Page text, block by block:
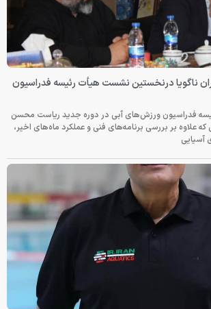
ناگویا درنخستین نشست هیأت رئیسه فدراسیون
فدراسیون ورزش‌های آبی در دوره جدید ریاست محسن
علاوه بر بررسی برنامه‌های فنی و عملکرد ماه‌های اخیر،
آسیایی